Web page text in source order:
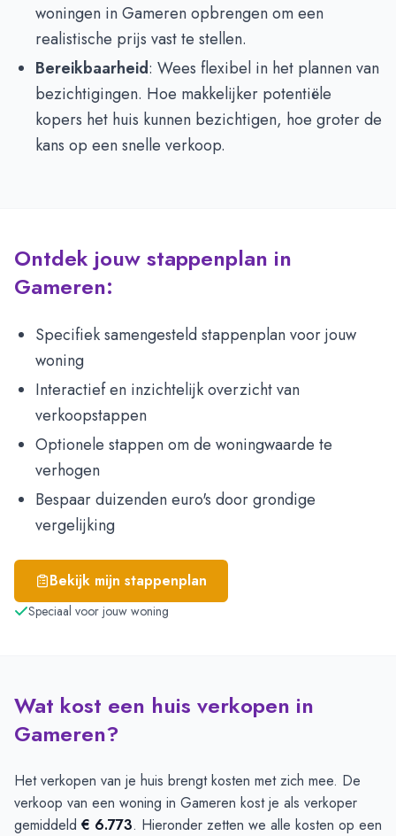
woningen in Gameren opbrengen om een
realistische prijs vast te stellen.
Bereikbaarheid: Wees flexibel in het plannen van
bezichtigingen. Hoe makkelijker potentiële
kopers het huis kunnen bezichtigen, hoe groter de
kans op een snelle verkoop.
Ontdek jouw stappenplan in
Gameren:
Specifiek samengesteld stappenplan voor jouw
woning
Interactief en inzichtelijk overzicht van
verkoopstappen
Optionele stappen om de woningwaarde te
verhogen
Bespaar duizenden euro's door grondige
vergelijking
Bekijk mijn stappenplan
Speciaal voor jouw woning
Wat kost een huis verkopen in
Gameren?
Het verkopen van je huis brengt kosten met zich mee. De
verkoop van een woning in Gameren kost je als verkoper
gemiddeld € 6.773. Hieronder zetten we alle kosten op een